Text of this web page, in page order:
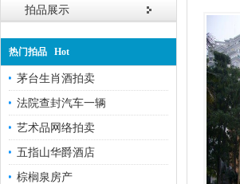
拍品展示
热门拍品 Hot
茅台生肖酒拍卖
法院查封汽车一辆
艺术品网络拍卖
五指山华爵酒店
棕榈泉房产